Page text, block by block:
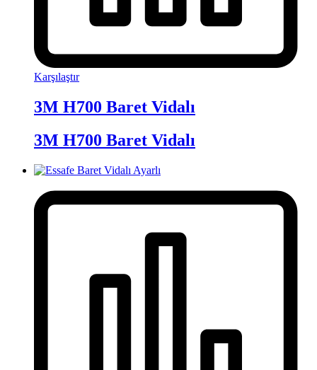
Karşılaştır
3M H700 Baret Vidalı
3M H700 Baret Vidalı